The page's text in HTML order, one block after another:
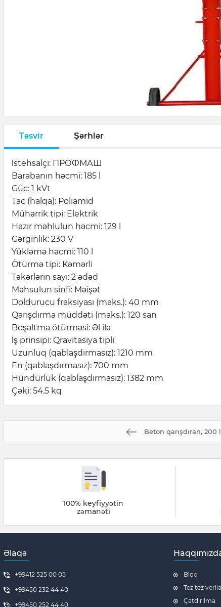
Təsvir Şərhlər
İstehsalçı: ПРОФМАШ
Barabanın həcmi: 185 l
Güc: 1 kVt
Tac (halqa): Poliamid
Mühərrik tipi: Elektrik
Hazır məhlulun həcmi: 129 l
Gərginlik: 230 V
Yükləmə həcmi: 110 l
Ötürmə tipi: Kəmərli
Təkərlərin sayı: 2 ədəd
Məhsulun sinfi: Məişət
Doldurucu fraksiyası (maks.): 40 mm
Qarışdırma müddəti (maks.): 120 san
Boşaltma ötürməsi: Əl ilə
İş prinsipi: Qravitasiya tipli
Uzunluq (qablaşdırmasız): 1210 mm
En (qablaşdırmasız): 700 mm
Hündürlük (qablaşdırmasız): 1382 mm
Çəki: 54.5 kq
Beton qarışdıran, 200 l
100% keyfiyyətin
zəmanəti
Əlaqə
+99412 525 00 05
+99450 232 44 40
+99450 252 44 40
Bloq
Tez tez
Çatdırılma